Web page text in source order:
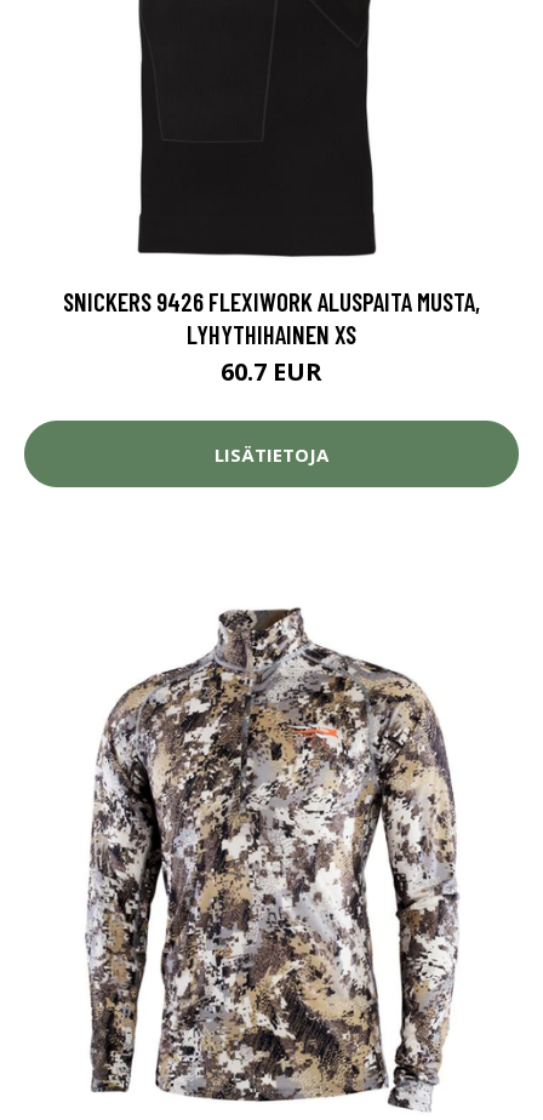
SNICKERS 9426 FLEXIWORK ALUSPAITA MUSTA,
LYHYTHIHAINEN XS
60.7 EUR
LISÄTIETOJA